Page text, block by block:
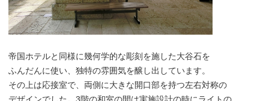
帝国ホテルと同様に幾何学的な彫刻を施した大谷石を
ふんだんに使い、独特の雰囲気を醸し出しています。
その上は応接室で、両側に大きな開口部を持つ左右対称の